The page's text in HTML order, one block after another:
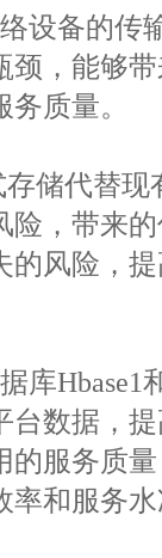
备的传
颈，能够
质量。
储代替现
险，带来
的风险，
Hbase1
台数据，
的服务质
率和服务